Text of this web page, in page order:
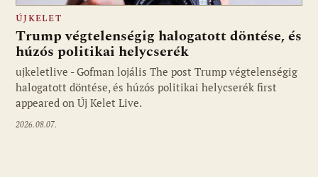
Fotó: ujkelet.live
ÚJKELET
Trump végtelenségig halogatott döntése, és
húzós politikai helycserék
ujkeletlive - Gofman lojális The post Trump végtelenségig
halogatott döntése, és húzós politikai helycserék first
appeared on Új Kelet Live.
2026.08.07.